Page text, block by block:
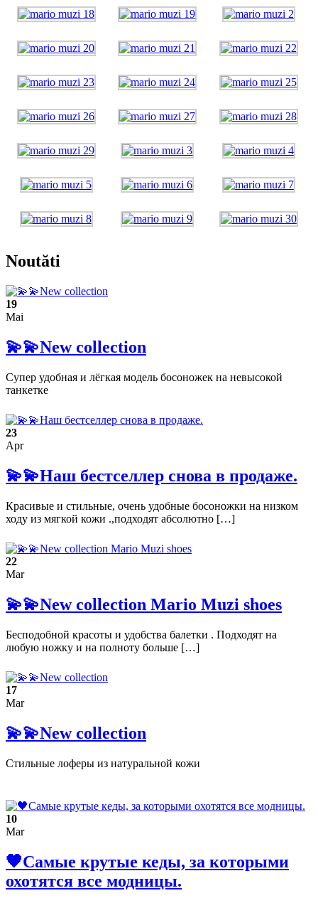
Noutăti
19
Mai
💫💫New collection
Супер удобная и лёгкая модель босоножек на невысокой
танкетке
23
Apr
💫💫Наш бестселлер снова в продаже.
Красивые и стильные, очень удобные босоножки на низком
ходу из мягкой кожи .,подходят абсолютно […]
22
Mar
💫💫New collection Mario Muzi shoes
Бесподобной красоты и удобства балетки . Подходят на
любую ножку и на полноту больше […]
17
Mar
💫💫New collection
Стильные лоферы из натуральной кожи
10
Mar
🖤Самые крутые кеды, за которыми
охотятся все модницы.